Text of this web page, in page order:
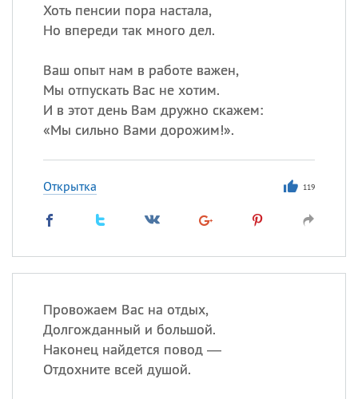
Хоть пенсии пора настала,
Но впереди так много дел.
Ваш опыт нам в работе важен,
Мы отпускать Вас не хотим.
И в этот день Вам дружно скажем:
«Мы сильно Вами дорожим!».
Открытка 119
Провожаем Вас на отдых,
Долгожданный и большой.
Наконец найдется повод —
Отдохните всей душой.